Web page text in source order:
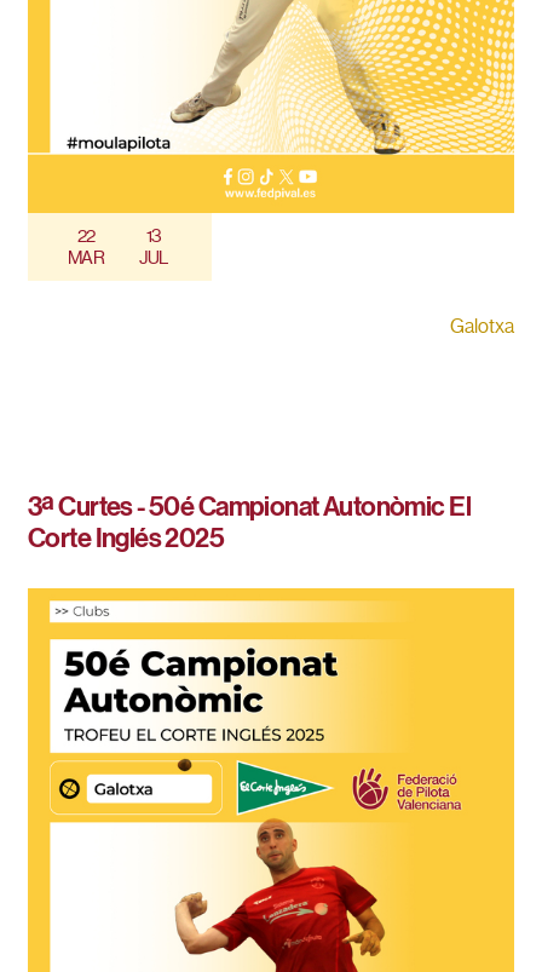
22
MAR
13
JUL
Galotxa
3ª Curtes - 50é Campionat Autonòmic El
Corte Inglés 2025